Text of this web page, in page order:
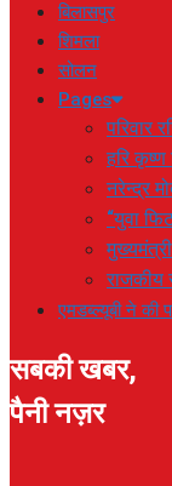
बिलासपुर
शिमला
सोलन
Pages
परिवार
हरि कृष्ण
नरेन्द्र
“युवा
राजकीय
एमडब्ल्यूबी ने की
सबकी खबर,
पैनी नज़र